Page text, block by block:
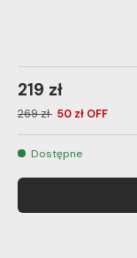
219 zł
269 zł 50 zł OFF
Dostępne